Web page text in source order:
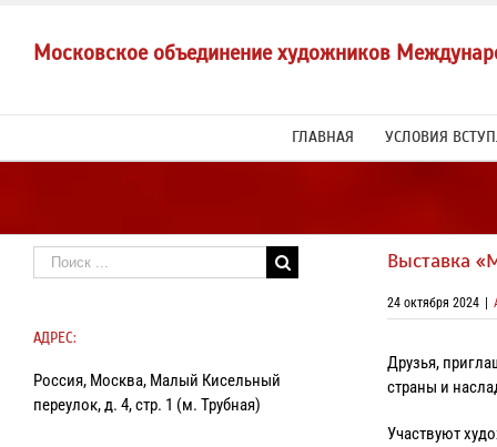
contentМосковское объединение художников
ГЛАВНАЯ УСЛОВИЯ
Выставка
24 октября 2024
Друзья,
страны и
Участвуют
Результат
поиска:
АДРЕС:
Россия, Москва, Малый Кисельный
переулок, д. 4, стр. 1 (м. Трубная)